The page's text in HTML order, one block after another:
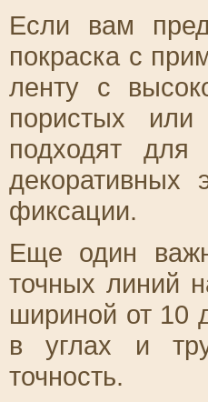
Если вам
покраска с
ленту с
пористых или
подходят
декоративных
фиксации.
Еще один
точных линий
шириной от 10
в углах и
точность.